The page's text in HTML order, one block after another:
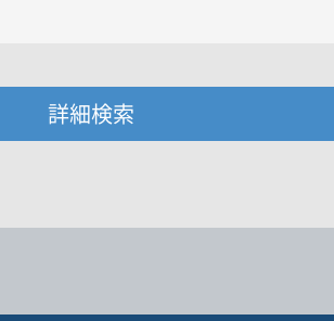
詳細検索